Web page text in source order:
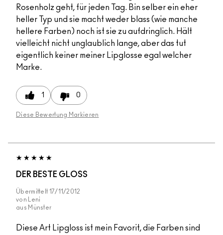
Rosenholz geht, für jeden Tag. Bin selber ein eher
heller Typ und sie macht weder blass (wie manche
hellere Farben) noch ist sie zu aufdringlich. Hält
vielleicht nicht unglaublich lange, aber das tut
eigentlich keiner meiner Lipglosse egal welcher
Marke.
1 0
Diese Bewertung Markieren
DER BESTE GLOSS
Übermittelt 17/11/2012
von
Leni
aus Münster
Diese Art Lipgloss ist mein Favorit, die Farben sind